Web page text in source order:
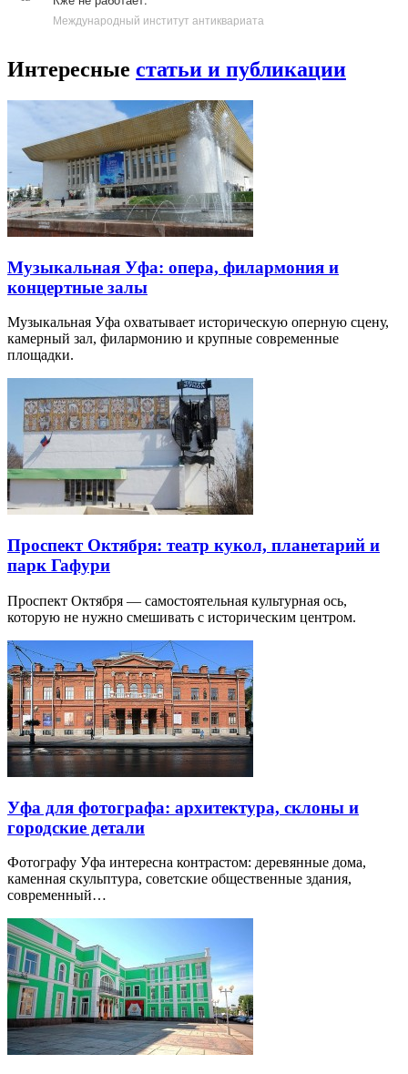
Международный институт антиквариата
Интересные статьи и публикации
Музыкальная Уфа: опера, филармония и
концертные залы
Музыкальная Уфа охватывает историческую оперную сцену,
камерный зал, филармонию и крупные современные
площадки.
Проспект Октября: театр кукол, планетарий и
парк Гафури
Проспект Октября — самостоятельная культурная ось,
которую не нужно смешивать с историческим центром.
Уфа для фотографа: архитектура, склоны и
городские детали
Фотографу Уфа интересна контрастом: деревянные дома,
каменная скульптура, советские общественные здания,
современный…